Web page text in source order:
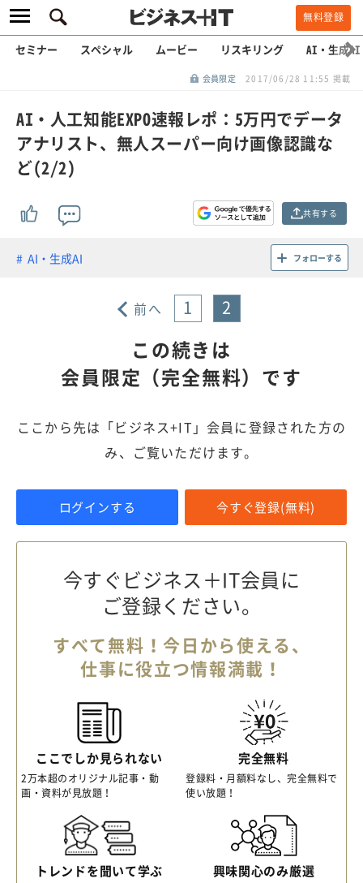
無料登録
セミナー スペシャル ムービー リスキリング AI・生成AI
会員限定 2017/06/28 11:55 掲載
AI・人工知能EXPO速報レポ：5万円でデータ
アナリスト、無人スーパー向け画像認識な
ど(2/2)
共有する
AI・生成AI フォローする
前へ 1 2
この続きは
会員限定（完全無料）です
ここから先は「ビジネス+IT」会員に登録された方の
み、ご覧いただけます。
ログインする 今すぐ登録(無料)
今すぐビジネス＋IT会員に
ご登録ください。
すべて無料！今日から使える、
仕事に役立つ情報満載！
ここでしか見られない
2万本超のオリジナル記事・動
画・資料が見放題！
完全無料
登録料・月額料なし、完全無料で
使い放題！
トレンドを聞いて学ぶ 興味関心のみ厳選